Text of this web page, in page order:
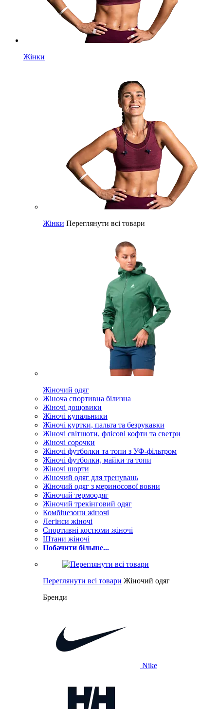
Жінки
Жінки Переглянути всі товари
Жіночий одяг
Жіноча спортивна білизна
Жіночі дощовики
Жіночі купальники
Жіночі куртки, пальта та безрукавки
Жіночі світшоти, флісові кофти та светри
Жіночі сорочки
Жіночі футболки та топи з УФ-фільтром
Жіночі футболки, майки та топи
Жіночі шорти
Жіночий одяг для тренувань
Жіночий одяг з мериносової вовни
Жіночий термоодяг
Жіночий трекінговий одяг
Комбінезони жіночі
Легінси жіночі
Спортивні костюми жіночі
Штани жіночі
Побачити більше...
Переглянути всі товари Жіночий одяг
Бренди
Nike